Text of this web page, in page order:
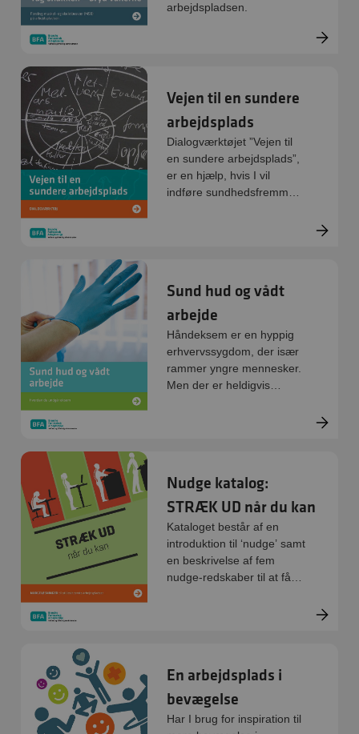
arbejdspladsen.
Vejen til en sundere
arbejdsplads
Dialogværktøjet ”Vejen til
en sundere arbejdsplads”,
er en hjælp, hvis I vil
indføre sundhedsfremme
hvor I skaber et grundlag
for et godt forløb.
Sund hud og vådt
arbejde
Håndeksem er en hyppig
erhvervssygdom, der især
rammer yngre mennesker.
Men der er heldigvis
Nudge katalog:
STRÆK UD når du kan
Kataloget består af en
introduktion til ‘nudge’ samt
en beskrivelse af fem
nudge-redskaber til at få
En arbejdsplads i
bevægelse
Har I brug for inspiration til